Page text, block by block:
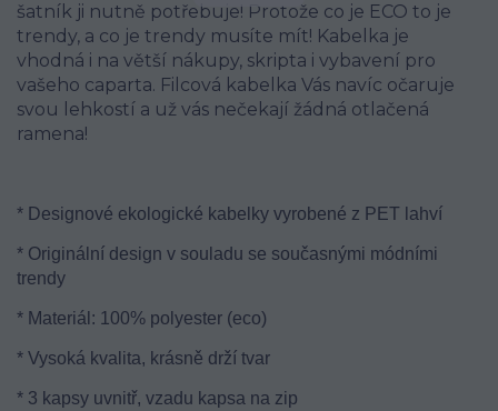
šatník ji nutně potřebuje! Protože co je ECO to je
trendy, a co je trendy musíte mít! Kabelka je
vhodná i na větší nákupy, skripta i vybavení pro
vašeho caparta. Filcová kabelka Vás navíc očaruje
svou lehkostí a už vás nečekají žádná otlačená
ramena!
* Designové ekologické kabelky vyrobené z PET lahví
* Originální design v souladu se současnými módními
trendy
* Materiál: 100% polyester (eco)
* Vysoká kvalita, krásně drží tvar
* 3 kapsy uvnitř, vzadu kapsa na zip